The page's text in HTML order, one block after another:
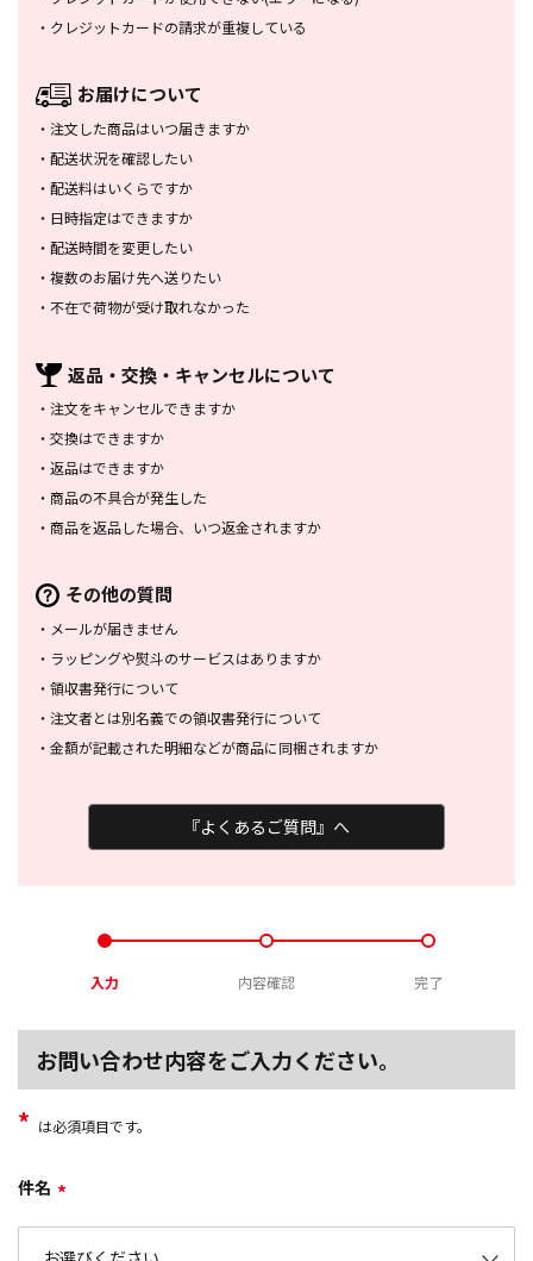
・ クレジットカードの請求が重複している
お届けについて
・ 注文した商品はいつ届きますか
・ 配送状況を確認したい
・ 配送料はいくらですか
・ 日時指定はできますか
・ 配送時間を変更したい
・ 複数のお届け先へ送りたい
・ 不在で荷物が受け取れなかった
返品・交換・ キャンセルについて
・ 注文をキャンセルできますか
・ 交換はできますか
・ 返品はできますか
・ 商品の不具合が発生した
・ 商品を返品した場合、 いつ返金されますか
その他の質問
・ メールが届きません
・ ラッピングや熨斗のサービスはありますか
・ 領収書発行について
・ 注文者とは別名義での領収書発行について
・ 金額が記載された明細などが商品に同梱されますか
『よくあるご質問』へ
入力 内容確認 完了
お問い合わせ内容をご入力ください。
* は必須項目です。
件名 *